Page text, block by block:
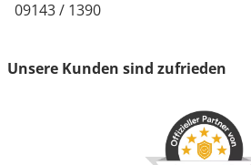
09143 / 1390
Unsere Kunden sind zufrieden